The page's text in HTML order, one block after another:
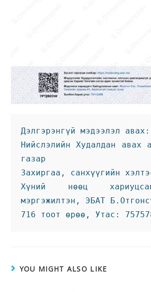
Дэлгэрэнгүй мэдээлэл авах:
Нийслэлийн Худалдан авах
газар
Захиргаа, санхүүгийн
Хүний нөөц
мэргэжилтэн, ЭБАТ
716 тоот өрөө, Утас:
YOU MIGHT ALSO LIKE